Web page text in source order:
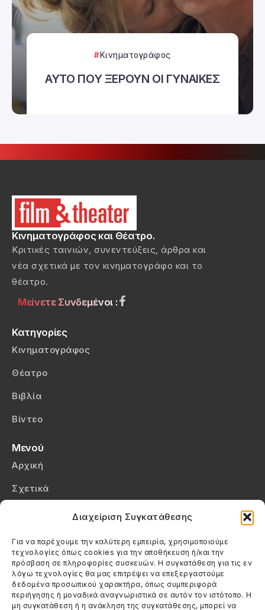
Διαχείριση Συγκατάθεσης
Για να παρέχουμε την καλύτερη εμπειρία, χρησιμοποιούμε
τεχνολογίες όπως cookies για την αποθήκευση ή/και την
πρόσβαση σε πληροφορίες συσκευών. Η συγκατάθεση για τις εν
λόγω τεχνολογίες θα μας επιτρέψει να επεξεργαστούμε
δεδομένα προσωπικού χαρακτήρα, όπως συμπεριφορά
περιήγησης ή μοναδικά αναγνωριστικά σε αυτόν τον ιστότοπο. Η
μη συγκατάθεση ή η ανάκληση της συγκατάθεσης, μπορεί να
Κινηματογράφος
ΑΥΤΟ ΠΟΥ ΞΕΡΟΥΝ ΟΙ ΓΥΝΑΙΚΕΣ
Κινηματογράφος και Θέατρο.
Κριτικές ταινιών, συνεντεύξεις, άρθρα και
νέα σχετικά με τον κινηματογράφο και το
θέατρο.
Μείνετε Συνδεμένοι :
Κατηγορίες
Κινηματογράφος
Θέατρο
Βιβλία
Βίντεο
Μενού
Αρχική
Σχετικά
Πολιτική Cookies (ΕΕ)
Στοιχεία Επικοινωνίας
Καλεσέ μας